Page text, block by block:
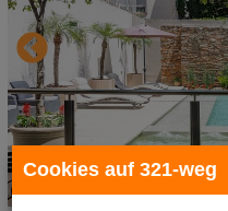
Cookies auf 321-weg
1 / 6